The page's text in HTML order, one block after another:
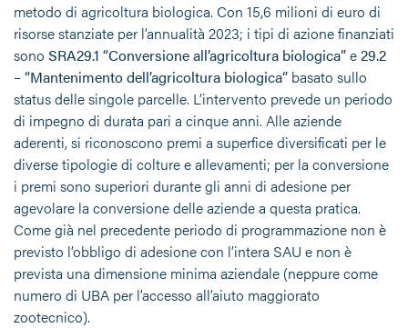
metodo di agricoltura biologica. Con 15,6 milioni di euro di
risorse stanziate per l’annualità 2023; i tipi di azione finanziati
sono SRA29.1 “Conversione all’agricoltura biologica”e29.2
– “Mantenimento dell’agricoltura biologica” basato sullo
status delle singole parcelle. L’intervento prevede un periodo
di impegno di durata pari a cinque anni. Alle aziende
aderenti, si riconoscono premi a superfice diversificati per le
diverse tipologie di colture e allevamenti; per la conversione
i premi sono superiori durante gli anni di adesione per
agevolare la conversione delle aziende a questa pratica.
Come già nel precedente periodo di programmazione non è
previsto l’obbligo di adesione con l’intera SAU e non è
prevista una dimensione minima aziendale (neppure come
numero di UBA per l’accesso all’aiuto maggiorato
zootecnico).